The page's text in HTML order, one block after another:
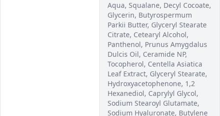
Aqua, Squalane, Decyl Cocoate,
Glycerin, Butyrospermum
Parkii Butter, Glyceryl Stearate
Citrate, Cetearyl Alcohol,
Panthenol, Prunus Amygdalus
Dulcis Oil, Ceramide NP,
Tocopherol, Centella Asiatica
Leaf Extract, Glyceryl Stearate,
Hydroxyacetophenone, 1,2
Hexanediol, Caprylyl Glycol,
Sodium Stearoyl Glutamate,
Sodium Hyaluronate, Butylene